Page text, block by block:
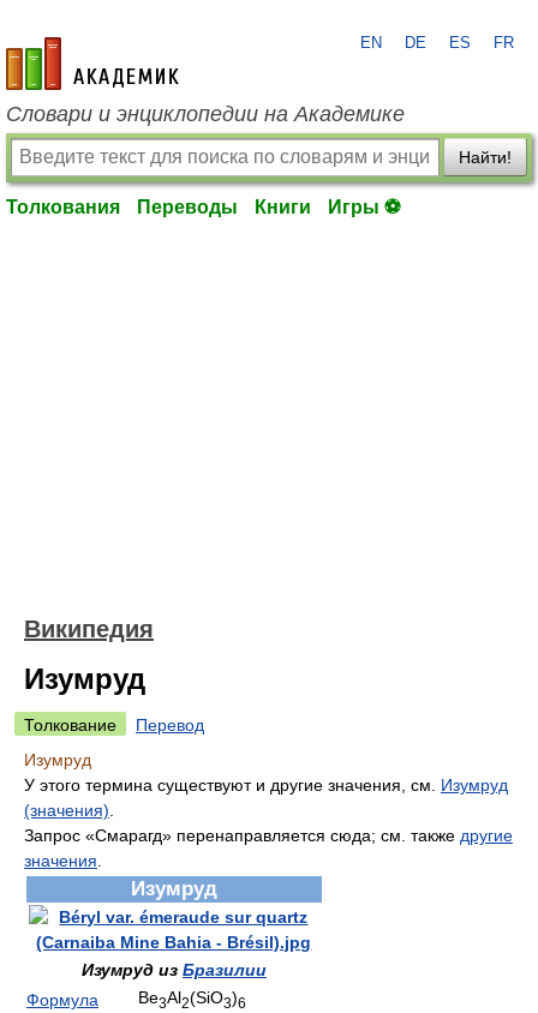
academic.ru
EN DE ES FR
Словари и энциклопедии на Академике
Найти!
Толкования Переводы Книги Игры ⚽
Википедия
Изумруд
Толкование
Перевод
Изумруд
У этого термина существуют и другие значения, см. Изумруд
(значения)
Запрос «Смарагд» перенаправляется сюда; см. также другие
значения
Изумруд
Изумруд из Бразилии
Формула
Be3Al2(SiO3)6